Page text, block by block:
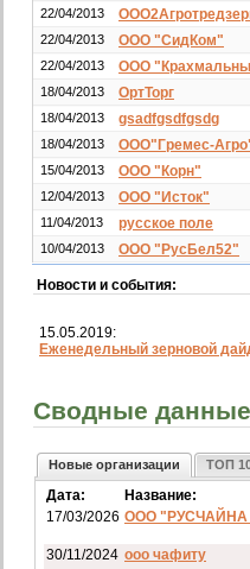
22/04/2013
22/04/2013
ООО "СидКом"
22/04/2013
18/04/2013
ОртТорг
18/04/2013
gsadfgsdfgsdg
18/04/2013
ООО"Гремес-
15/04/2013
ООО "Корн"
12/04/2013
ООО "Исток"
11/04/2013
русское поле
10/04/2013
ООО "РусБел52"
Новости и события:
15.05.2019:
Еженедельный зерновой
Сводные
Новые организации ТОП
Дата:
Название:
17/03/2026 ООО "РУСЧАЙНА
30/11/2024 ооо чафиту